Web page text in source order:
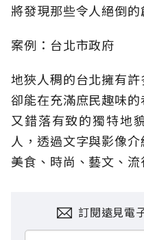
將發現那些令人絕倒
案例：台北市政府
地狹人稠的台北擁有
卻能在充滿庶民趣味
又錯落有致的獨特地
人，透過文字與影像
美食、時尚、藝文、
訂閱遠見電